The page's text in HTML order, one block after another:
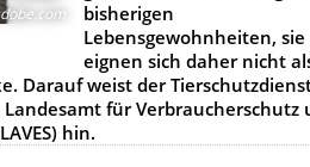
bisherigen
Lebensgewohnheiten, sie
eignen sich daher nicht
Darauf weist der
für Verbraucherschutz
hin.